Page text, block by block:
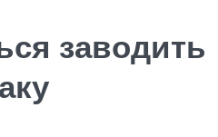
заводить